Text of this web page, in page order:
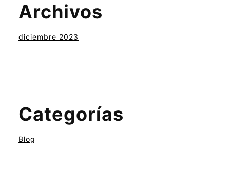
Archivos
diciembre 2023
Categorías
Blog